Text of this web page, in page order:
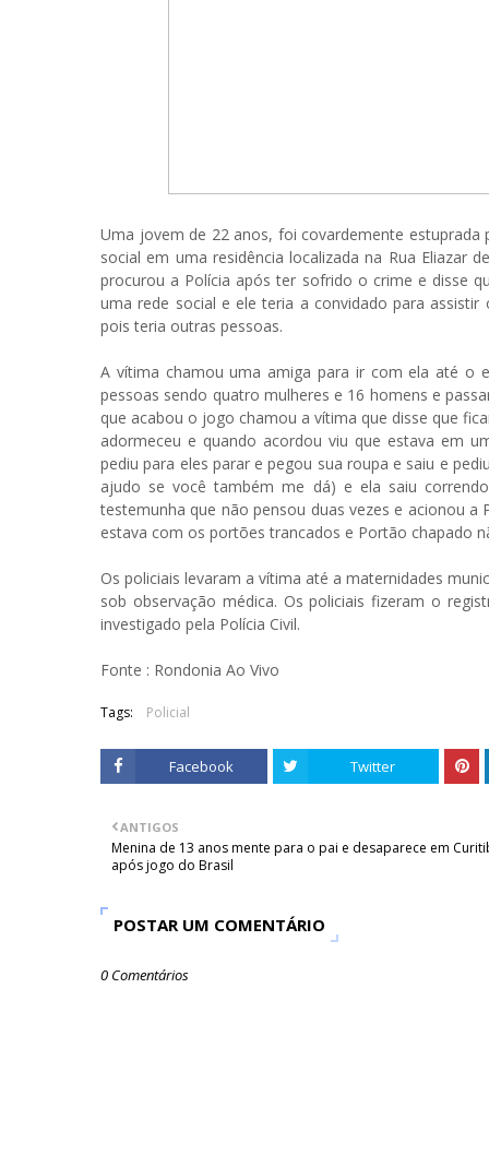
Uma jovem de 22 anos, foi covardemente
social em uma residência localizada na Rua Eliazar
procurou a Polícia após ter sofrido o crime e disse
uma rede social e ele teria a convidado para
pois teria outras pessoas.
A vítima chamou uma amiga para ir com ela até o
pessoas sendo quatro mulheres e 16 homens e
que acabou o jogo chamou a vítima que disse que
adormeceu e quando acordou viu que estava em
pediu para eles parar e pegou sua roupa e saiu e
ajudo se você também me dá) e ela saiu
testemunha que não pensou duas vezes e acionou
estava com os portões trancados e Portão chapado
Os policiais levaram a vítima até a maternidades
sob observação médica. Os policiais fizeram o
investigado pela Polícia Civil.
Fonte : Rondonia Ao Vivo
Tags: Policial
Facebook Twitter
ANTIGOS
Menina de 13 anos mente para o pai e desaparece em
após jogo do Brasil
POSTAR UM COMENTÁRIO
0 Comentários